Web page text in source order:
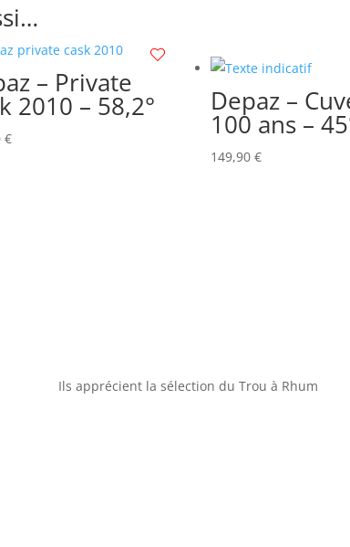
– Private
2010 – 58,2°
€
Depaz –
100 ans –
149,90 €
Ils apprécient la sélection du Trou à Rhum